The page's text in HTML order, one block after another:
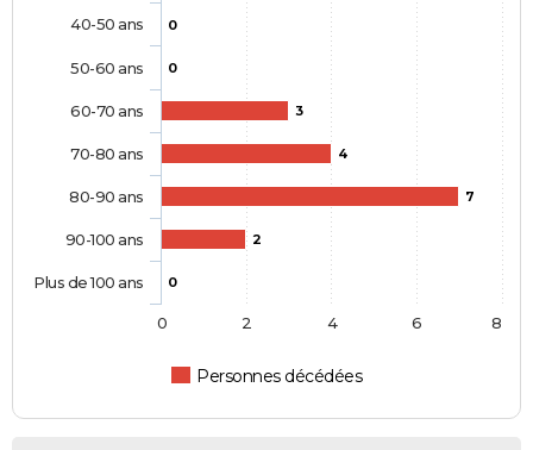
0
0
3
4
7
2
0
Personnes décédées
40-50 ans
50-60 ans
60-70 ans
70-80 ans
80-90 ans
90-100 ans
Plus de 100 ans
0 2 4 6 8